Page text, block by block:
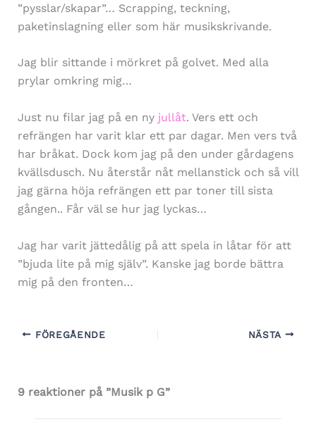
”pysslar/skapar”… Scrapping, teckning,
paketinslagning eller som här musikskrivande.
Jag blir sittande i mörkret på golvet. Med alla
prylar omkring mig…
Just nu filar jag på en ny jullåt. Vers ett och
refrängen har varit klar ett par dagar. Men vers två
har bråkat. Dock kom jag på den under gårdagens
kvällsdusch. Nu återstår nåt mellanstick och så vill
jag gärna höja refrängen ett par toner till sista
gången.. Får väl se hur jag lyckas…
Jag har varit jättedålig på att spela in låtar för att
”bjuda lite på mig själv”. Kanske jag borde bättra
mig på den fronten…
FÖREGÅENDE NÄSTA
9 reaktioner på ”Musik p G”